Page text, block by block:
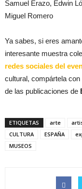
Samuel Erazo, Edwin
Miguel Romero
Ya sabes, si eres
interesante muestra
redes sociales del
cultural, compártela
de las publicaciones de
ETIQUETAS arte
CULTURA
ESPAÑA
MUSEOS